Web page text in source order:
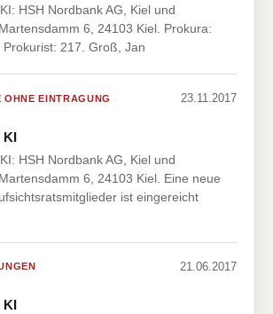
HSH Nordbank AG, Kiel und
6, 24103 Kiel. Prokura:
Prokurist: 217. Groß, Jan
OHNE EINTRAGUNG 23.11.2017
KI
HSH Nordbank AG, Kiel und
6, 24103 Kiel. Eine neue
ist eingereicht
21.06.2017
KI